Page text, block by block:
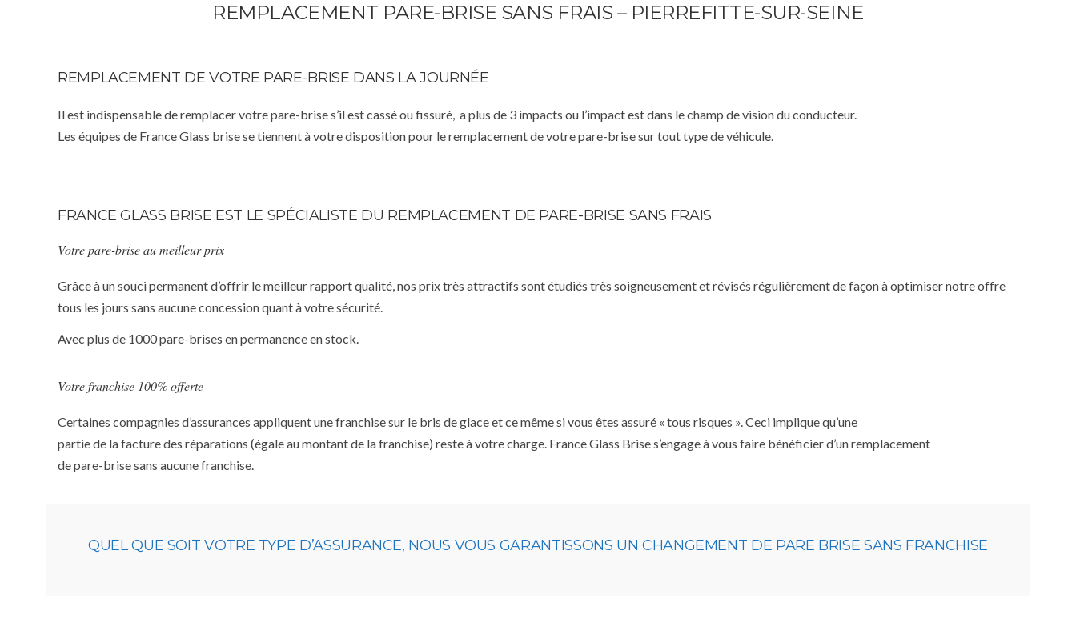
REMPLACEMENT PARE-BRISE SANS FRAIS – PIERREFITTE-SUR-SEINE
REMPLACEMENT DE VOTRE PARE-BRISE DANS LA JOURNÉE
Il est indispensable de remplacer votre pare-brise s’il est cassé ou fissuré, a plus de 3 impacts ou l’impact est dans le champ de vision du conducteur.
Les équipes de France Glass brise se tiennent à votre disposition pour le remplacement de votre pare-brise sur tout type de véhicule.
FRANCE GLASS BRISE EST LE SPÉCIALISTE DU REMPLACEMENT DE PARE-BRISE SANS FRAIS
Votre pare-brise au meilleur prix
Grâce à un souci permanent d’offrir le meilleur rapport qualité, nos prix très attractifs sont étudiés très soigneusement et révisés régulièrement de façon à optimiser notre offre
tous les jours sans aucune concession quant à votre sécurité.
Avec plus de 1000 pare-brises en permanence en stock.
Votre franchise 100% offerte
Certaines compagnies d’assurances appliquent une franchise sur le bris de glace et ce même si vous êtes assuré « tous risques ». Ceci implique qu’une
partie de la facture des réparations (égale au montant de la franchise) reste à votre charge. France Glass Brise s’engage à vous faire bénéficier d’un remplacement
de pare-brise sans aucune franchise.
QUEL QUE SOIT VOTRE TYPE D’ASSURANCE, NOUS VOUS GARANTISSONS UN CHANGEMENT DE PARE BRISE SANS FRANCHISE